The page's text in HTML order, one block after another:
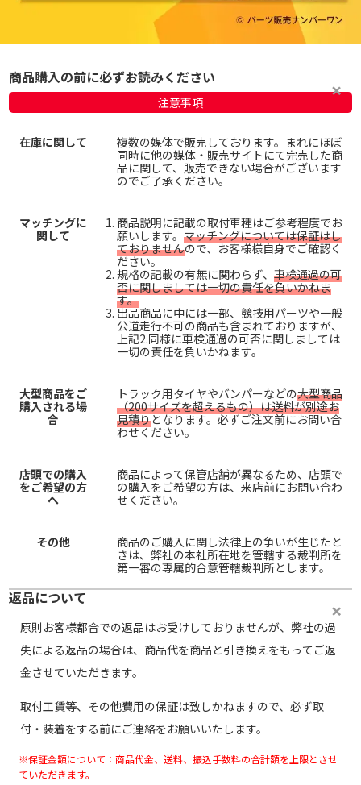
商品購入の前に必ずお読みください
注意事項
在庫に関して
複数の媒体で販売しております。まれにほぼ
同時に他の媒体・販売サイトにて完売した商
品に関して、販売できない場合がございます
のでご了承ください。
マッチングに
関して
商品説明に記載の取付車種はご参考程度でお
願いします。 マッチングについては保証はし
ておりませんので、お客様様自身でご確認く
ださい。
規格の記載の有無に関わらず、 車検通過の可
否に関しましては一切の責任を負いかねま
す。
出品商品に中には一部、競技用パーツや一般
公道走行不可の商品も含まれておりますが、
上記2.同様に車検通過の可否に関しましては
一切の責任を負いかねます。
大型商品をご
購入される場
合
トラック用タイヤやバンパーなどの大型商品
（200サイズを超えるもの）は送料が別途お
見積りとなります。必ずご注文前にお問い合
わせください。
店頭での購入
をご希望の方
へ
商品によって保管店舗が異なるため、店頭で
の購入をご希望の方は、来店前にお問い合わ
せください。
その他
商品のご購入に関し法律上の争いが生じたと
きは、弊社の本社所在地を管轄する裁判所を
第一審の専属的合意管轄裁判所とします。
返品について
原則お客様都合での返品はお受けしておりませんが、弊社の過
失による返品の場合は、商品代を商品と引き換えをもってご返
金させていただきます。
取付工賃等、その他費用の保証は致しかねますので、必ず取
付・装着をする前にご連絡をお願いいたします。
※保証金額について：商品代金、送料、振込手数料の合計額を上限とさせ
ていただきます。